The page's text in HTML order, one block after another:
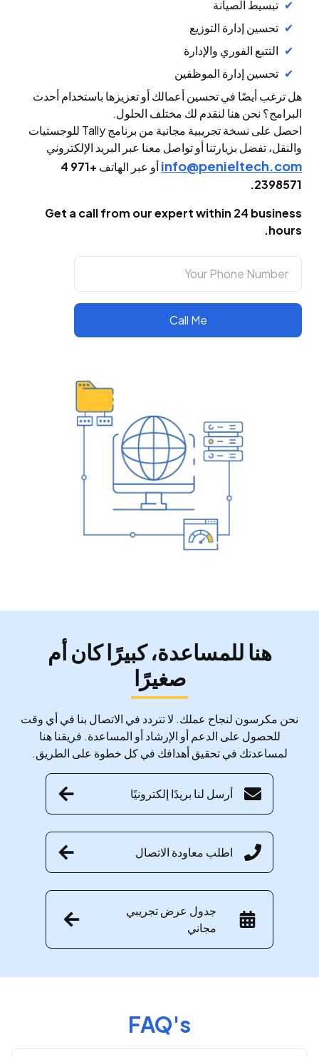
تبسيط الصيانة
تحسين إدارة التوزيع
التتبع الفوري والإدارة
تحسين إدارة الموظفين
هل ترغب أيضًا في تحسين أعمالك أو تعزيزها باستخدام أحدث
البرامج؟ نحن هنا لنقدم لك مختلف الحلول.
احصل على نسخة تجريبية مجانية من برنامج Tally للوجستيات
والنقل، تفضل بزيارتنا أو تواصل معنا عبر البريد الإلكتروني
info@penieltech.comأو عبر الهاتف
+971 4
2398571.
Get a call from our expert within 24 business
hours.
Call Me
هنا للمساعدة، كبيرًا كان أم
صغيرًا
نحن مكرسون لنجاح عملك. لا تتردد في الاتصال بنا في أي وقت
للحصول على الدعم أو الإرشاد أو المساعدة. فريقنا هنا
لمساعدتك في تحقيق أهدافك في كل خطوة على الطريق.
أرسل لنا بريدًا إلكترونيًا
اطلب معاودة الاتصال
جدول عرض تجريبي
مجاني
FAQ's